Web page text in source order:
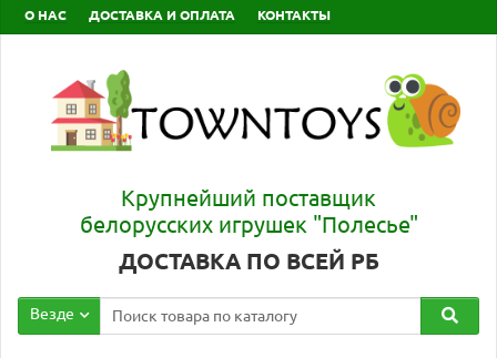
О НАС ДОСТАВКА И ОПЛАТА КОНТАКТЫ
Крупнейший поставщик
белорусских игрушек "Полесье"
ДОСТАВКА ПО ВСЕЙ РБ
Везде